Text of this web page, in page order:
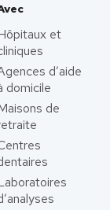
et
d’aide
domicile
de